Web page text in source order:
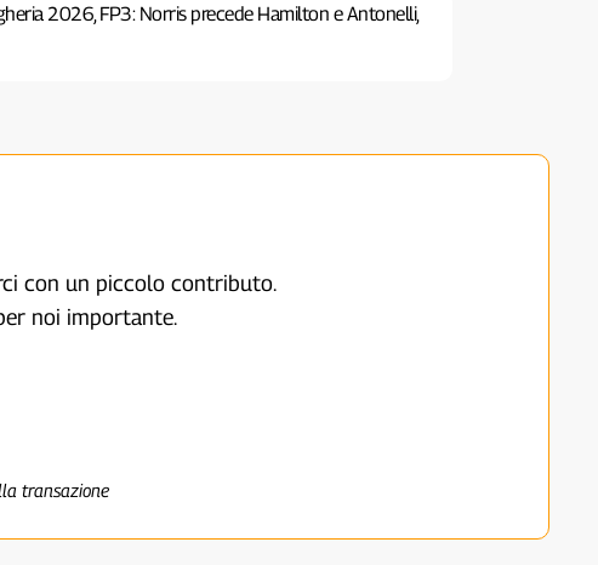
2026, FP3: Norris precede Hamilton e Antonelli,
con un piccolo contributo.
noi importante.
transazione